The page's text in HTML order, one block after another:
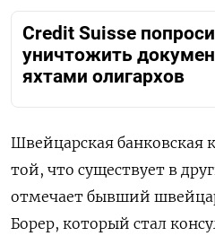
Credit Suisse
уничтожить
яхтами олигархов
Швейцарская банковская
той, что существует в
отмечает бывший
Борер, который стал